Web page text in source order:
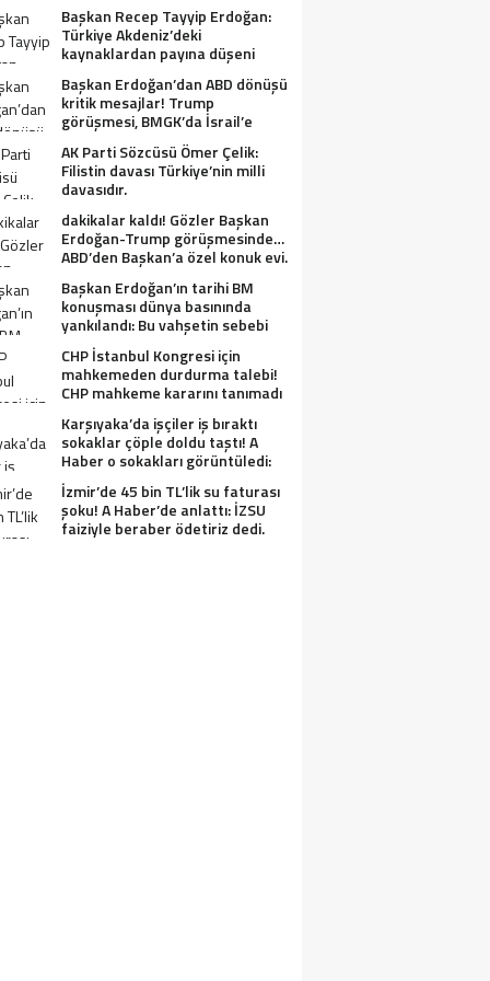
Başkan Recep Tayyip Erdoğan:
Türkiye Akdeniz’deki
kaynaklardan payına düşeni
Başkan Erdoğan’dan ABD dönüşü
kritik mesajlar! Trump
görüşmesi, BMGK’da İsrail’e
tepkiler, Gazze ve Filistin
meselesi….
AK Parti Sözcüsü Ömer Çelik:
Filistin davası Türkiye’nin milli
davasıdır.
dakikalar kaldı! Gözler Başkan
Erdoğan-Trump görüşmesinde…
ABD’den Başkan’a özel konuk evi.
Başkan Erdoğan’ın tarihi BM
konuşması dünya basınında
yankılandı: Bu vahşetin sebebi
olabilir mi?
CHP İstanbul Kongresi için
mahkemeden durdurma talebi!
CHP mahkeme kararını tanımadı
Karşıyaka’da işçiler iş bıraktı
sokaklar çöple doldu taştı! A
Haber o sokakları görüntüledi:
Fareler cirit atıyor
İzmir’de 45 bin TL’lik su faturası
şoku! A Haber’de anlattı: İZSU
faiziyle beraber ödetiriz dedi.